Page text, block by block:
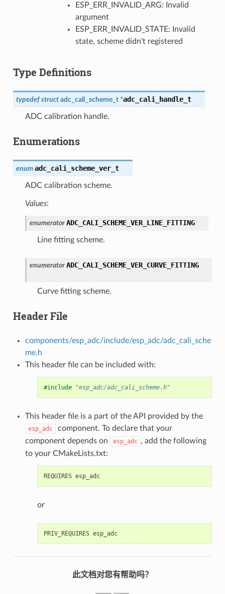
ESP_ERR_INVALID_ARG: Invalid
argument
ESP_ERR_INVALID_STATE: Invalid
state, scheme didn't registered
Type Definitions
typedef struct adc_cali_scheme_t *adc_cali_handle_t
ADC calibration handle.
Enumerations
enum adc_cali_scheme_ver_t
ADC calibration scheme.
Values:
enumerator ADC_CALI_SCHEME_VER_LINE_FITTING
Line fitting scheme.
enumerator ADC_CALI_SCHEME_VER_CURVE_FITTING
Curve fitting scheme.
Header File
components/esp_adc/include/esp_adc/adc_cali_sche
me.h
This header file can be included with:
#include "esp_adc/adc_cali_scheme.h"
This header file is a part of the API provided by the
esp_adc
component. To declare that your
component depends on
esp_adc , add the following
to your CMakeLists.txt:
REQUIRES esp_adc
or
PRIV_REQUIRES esp_adc
此文档对您有帮助吗？